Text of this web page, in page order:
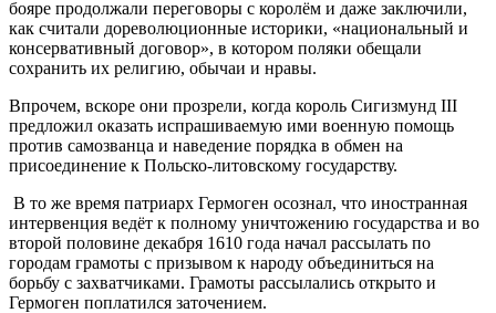
бояре продолжали переговоры с королём и даже заключили,
как считали дореволюционные историки, «национальный и
консервативный договор», в котором поляки обещали
сохранить их религию, обычаи и нравы.
Впрочем, вскоре они прозрели, когда король Сигизмунд III
предложил оказать испрашиваемую ими военную помощь
против самозванца и наведение порядка в обмен на
присоединение к Польско-литовскому государству.
В то же время патриарх Гермоген осознал, что иностранная
интервенция ведёт к полному уничтожению государства и во
второй половине декабря 1610 года начал рассылать по
городам грамоты с призывом к народу объединиться на
борьбу с захватчиками. Грамоты рассылались открыто и
Гермоген поплатился заточением.